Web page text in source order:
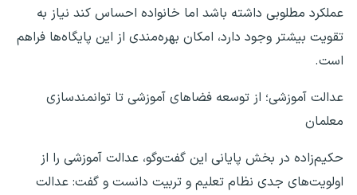
عملکرد مطلوبی داشته باشد اما خانواده احساس کند نیاز به
تقویت بیشتر وجود دارد، امکان بهره‌مندی از این پایگاه‌ها فراهم
است.
عدالت آموزشی؛ از توسعه فضاهای آموزشی تا توانمندسازی
معلمان
حکیم‌زاده در بخش پایانی این گفت‌وگو، عدالت آموزشی را از
اولویت‌های جدی نظام تعلیم و تربیت دانست و گفت: عدالت